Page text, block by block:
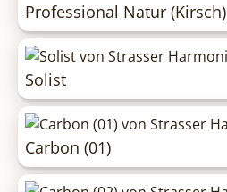
Professional Natur (Kirsch)
Solist
Carbon (01)